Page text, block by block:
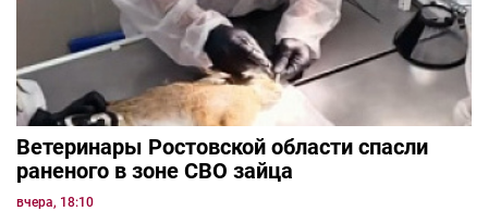
Ветеринары Ростовской области спасли
раненого в зоне СВО зайца
вчера, 18:10